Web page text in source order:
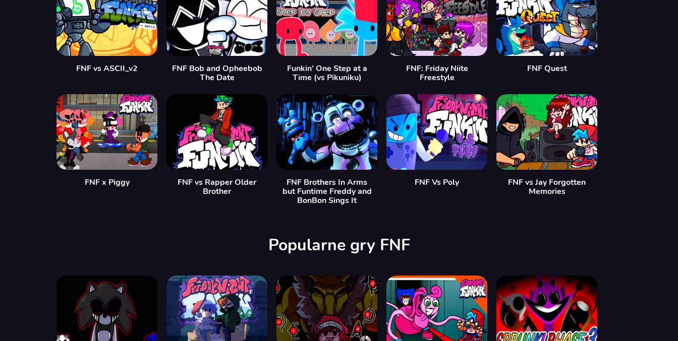
FNF vs ASCII_v2
FNF Bob and Opheebob
The Date
Funkin’ One Step at a
Time (vs Pikuniku)
FNF: Friday Niite
Freestyle
FNF Quest
FNF x Piggy
FNF vs Rapper Older
Brother
FNF Brothers In Arms
but Funtime Freddy and
BonBon Sings It
FNF Vs Poly
FNF vs Jay Forgotten
Memories
Popularne gry FNF